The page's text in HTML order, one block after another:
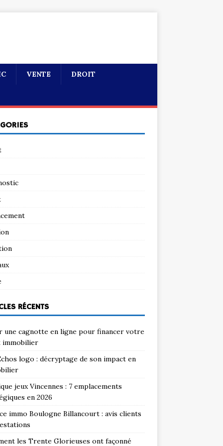
VENTE DROIT
RÉCENTS
une cagnotte en ligne pour financer votre
immobilier
logo : décryptage de son impact en
jeux Vincennes : 7 emplacements
en 2026
immo Boulogne Billancourt : avis clients
les Trente Glorieuses ont façonné